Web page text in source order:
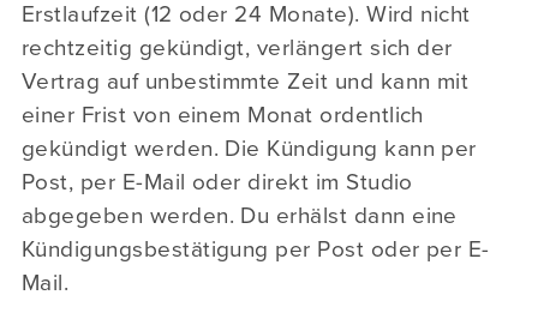
Erstlaufzeit (12 oder 24 Monate). Wird nicht
rechtzeitig gekündigt, verlängert sich der
Vertrag auf unbestimmte Zeit und kann mit
einer Frist von einem Monat ordentlich
gekündigt werden. Die Kündigung kann per
Post, per E-Mail oder direkt im Studio
abgegeben werden. Du erhälst dann eine
Kündigungsbestätigung per Post oder per E-
Mail.